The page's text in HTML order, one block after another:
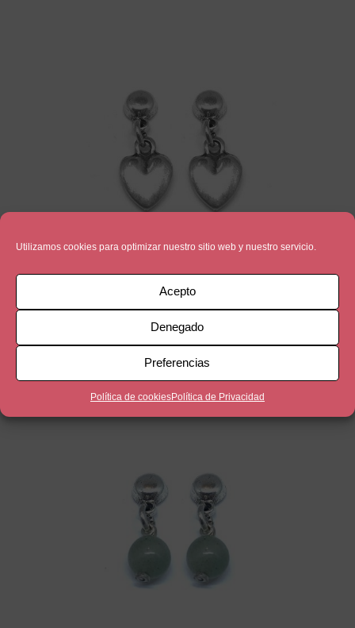
Utilizamos cookies para optimizar nuestro sitio web y nuestro servicio.
Acepto
Denegado
Preferencias
Política de cookiesPolítica de Privacidad
IN LOVE
14,90€